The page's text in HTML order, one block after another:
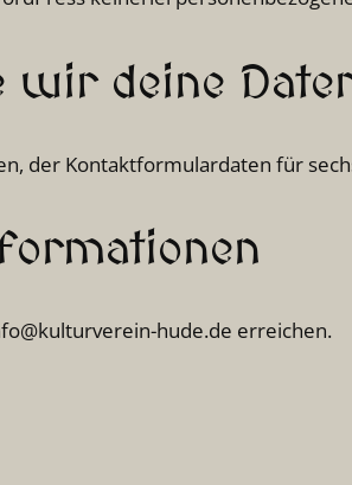
wir deine
der Kontaktformulardaten für
hude.de erreichen.